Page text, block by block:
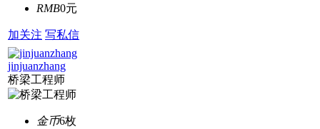
RMB0元
加关注 写私信
jinjuanzhang
桥梁工程师
金币6枚